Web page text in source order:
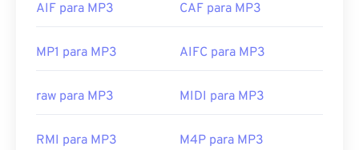
AIF para MP3 CAF para MP3
MP1 para MP3 AIFC para MP3
raw para MP3 MIDI para MP3
RMI para MP3 M4P para MP3